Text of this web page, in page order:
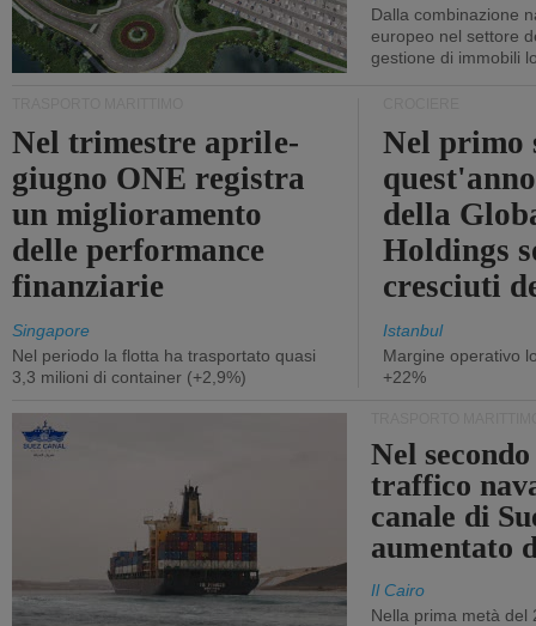
Dalla combinazione
europeo nel settore
gestione di immobili
Nel trimestre aprile-
giugno ONE registra
un miglioramento
delle performance
finanziarie
Singapore
Nel periodo la flotta ha trasportato quasi
3,3 milioni di container (+2,9%)
Nel primo
della
Holdings
cresciuti
Istanbul
Margine operativo
+22%
Nel
traffico
canale di
aumentato
Il Cairo
Nella prima metà del